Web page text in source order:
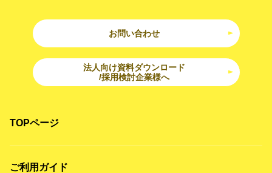
お問い合わせ
法人向け資料ダウンロード
/採用検討企業様へ
TOPページ
ご利用ガイド